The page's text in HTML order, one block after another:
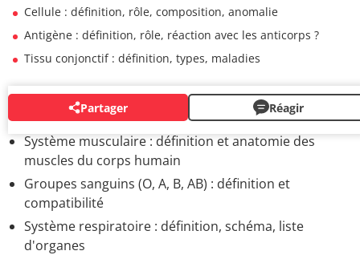
Cellule : définition, rôle, composition, anomalie
Antigène : définition, rôle, réaction avec les anticorps ?
Tissu conjonctif : définition, types, maladies
Partager Réagir
ANATOMIE
Système musculaire : définition et anatomie des
muscles du corps humain
Groupes sanguins (O, A, B, AB) : définition et
compatibilité
Système respiratoire : définition, schéma, liste
d'organes